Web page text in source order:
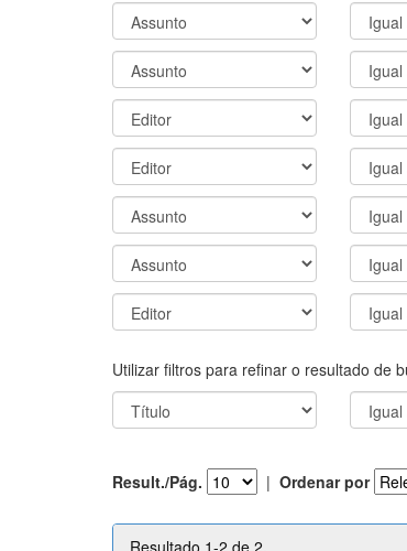
Utilizar filtros para refinar o resultado de
Result./Pág. | Ordenar por
Resultado 1-2 de 2.